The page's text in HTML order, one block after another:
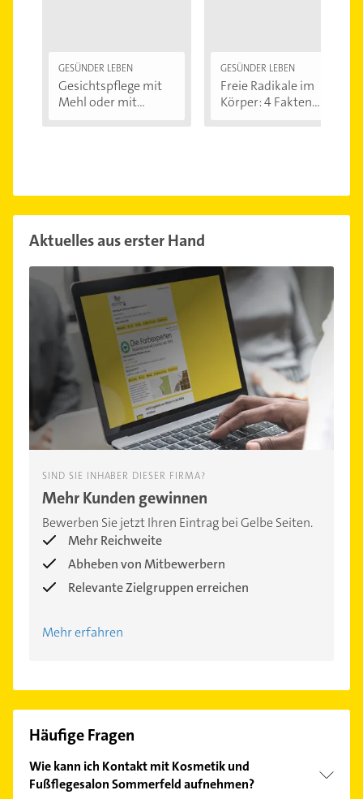
GESÜNDER LEBEN
Gesichtspflege mit
Mehl oder mit...
GESÜNDER LEBEN
Freie Radikale im
Körper: 4 Fakten...
Aktuelles aus erster Hand
SIND SIE INHABER DIESER FIRMA?
Mehr Kunden gewinnen
Bewerben Sie jetzt Ihren Eintrag bei Gelbe Seiten.
Mehr Reichweite
Abheben von Mitbewerbern
Relevante Zielgruppen erreichen
Mehr erfahren
Häufige Fragen
Wie kann ich Kontakt mit Kosmetik und
Fußflegesalon Sommerfeld aufnehmen?